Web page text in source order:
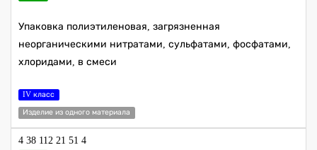
Упаковка полиэтиленовая, загрязненная
неорганическими нитратами, сульфатами, фосфатами,
хлоридами, в смеси
IV класс
Изделие из одного материала
4 38 112 21 51 4